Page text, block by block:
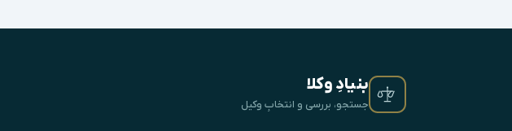
بنیادِ وکلا
جستجو، بررسی و انتخابِ وکیل